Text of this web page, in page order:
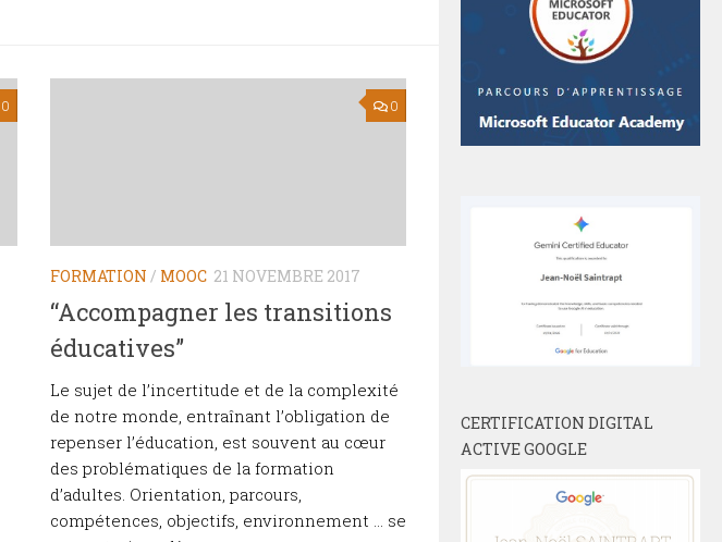
0 0
FORMATION / MOOC 21 NOVEMBRE 2017
“Accompagner les transitions
éducatives”
Le sujet de l’incertitude et de la complexité
de notre monde, entraînant l’obligation de
repenser l’éducation, est souvent au cœur
des problématiques de la formation
d’adultes. Orientation, parcours,
compétences, objectifs, environnement … se
CERTIFICATION DIGITAL
ACTIVE GOOGLE